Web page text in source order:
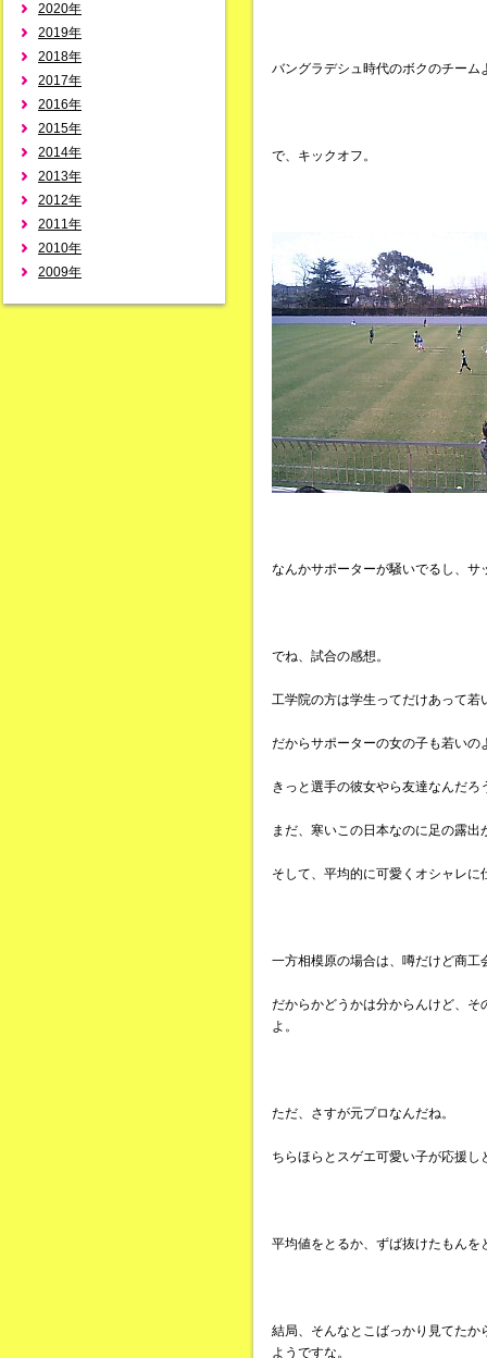
2020年
2019年
2018年
2017年
2016年
2015年
2014年
2013年
2012年
2011年
2010年
2009年
バングラデシュ時代のボクのチーム
で、キックオフ。
なんかサポーターが騒いでるし、サ
でね、試合の感想。
工学院の方は学生ってだけあって若
だからサポーターの女の子も若いの
きっと選手の彼女やら友達なんだろ
まだ、寒いこの日本なのに足の露出
そして、平均的に可愛くオシャレに
一方相模原の場合は、噂だけど商
だからかどうかは分からんけど、
よ。
ただ、さすが元プロなんだね。
ちらほらとスゲエ可愛い子が応援し
平均値をとるか、ずば抜けたもんを
結局、そんなとこばっかり見てた
ようですな。